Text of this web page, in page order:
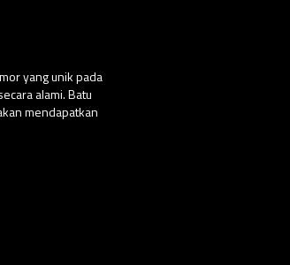
yang unik pada
alami. Batu
mendapatkan